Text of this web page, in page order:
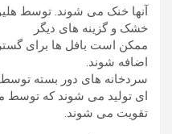
آنها خنک می شوند. توسط
خشک و گزینه های دیگر
ممکن است بافل ها برای
اضافه شوند.
سردخانه های دور بسته
ای تولید می شوند که توسط
تقویت می شوند.